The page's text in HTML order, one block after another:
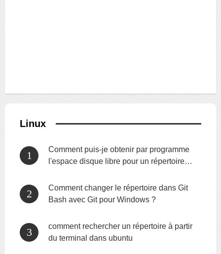
Linux
Comment puis-je obtenir par programme
l'espace disque libre pour un répertoire
Comment changer le répertoire dans Git
Bash avec Git pour Windows ?
comment rechercher un répertoire à partir
du terminal dans ubuntu